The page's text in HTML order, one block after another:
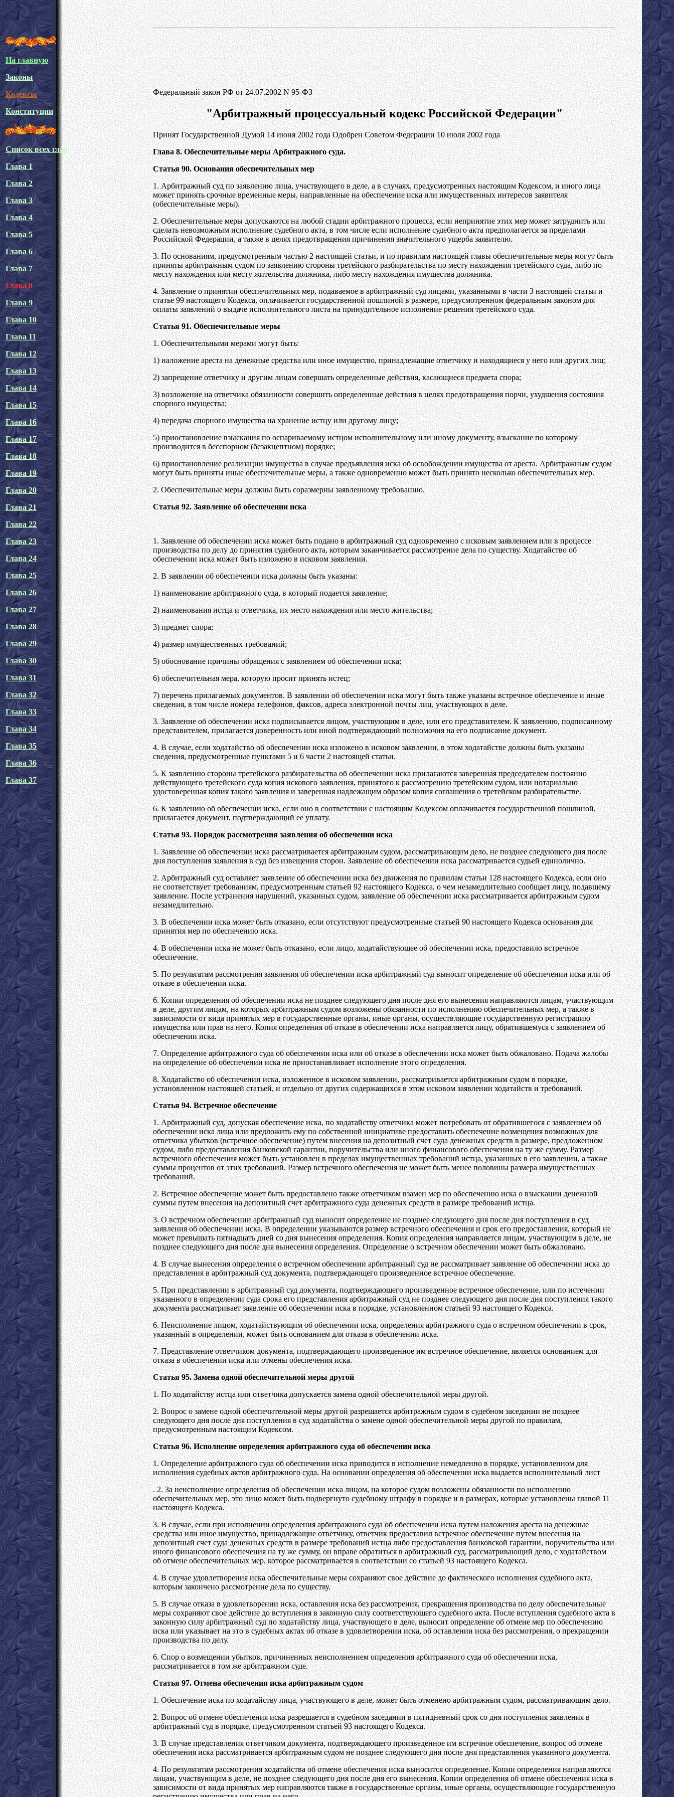
На главную
Законы
Кодексы
Конституции
Список всех глав
Глава 1
Глава 2
Глава 3
Глава 4
Глава 5
Глава 6
Глава 7
Глава 8
Глава 9
Глава 10
Глава 11
Глава 12
Глава 13
Глава 14
Глава 15
Глава 16
Глава 17
Глава 18
Глава 19
Глава 20
Глава 21
Глава 22
Глава 23
Глава 24
Глава 25
Глава 26
Глава 27
Глава 28
Глава 29
Глава 30
Глава 31
Глава 32
Глава 33
Глава 34
Глава 35
Глава 36
Глава 37
Федеральный закон РФ от 24.07.2002 N 95-ФЗ
"Арбитражный процессуальный кодекс Российской Федерации"
Принят Государственной Думой 14 июня 2002 года Одобрен Советом Федерации 10 июля 2002 года
Глава 8. Обеспечительные меры Арбитражного суда.
Статья 90. Основания обеспечительных мер
1. Арбитражный суд по заявлению лица, участвующего в деле, а в случаях, предусмотренных настоящим Кодексом, и иного лица
может принять срочные временные меры, направленные на обеспечение иска или имущественных интересов заявителя
(обеспечительные меры).
2. Обеспечительные меры допускаются на любой стадии арбитражного процесса, если непринятие этих мер может затруднить или
сделать невозможным исполнение судебного акта, в том числе если исполнение судебного акта предполагается за пределами
Российской Федерации, а также в целях предотвращения причинения значительного ущерба заявителю.
3. По основаниям, предусмотренным частью 2 настоящей статьи, и по правилам настоящей главы обеспечительные меры могут быть
приняты арбитражным судом по заявлению стороны третейского разбирательства по месту нахождения третейского суда, либо по
месту нахождения или месту жительства должника, либо месту нахождения имущества должника.
4. Заявление о принятии обеспечительных мер, подаваемое в арбитражный суд лицами, указанными в части 3 настоящей статьи и
статье 99 настоящего Кодекса, оплачивается государственной пошлиной в размере, предусмотренном федеральным законом для
оплаты заявлений о выдаче исполнительного листа на принудительное исполнение решения третейского суда.
Статья 91. Обеспечительные меры
1. Обеспечительными мерами могут быть:
1) наложение ареста на денежные средства или иное имущество, принадлежащие ответчику и находящиеся у него или других лиц;
2) запрещение ответчику и другим лицам совершать определенные действия, касающиеся предмета спора;
3) возложение на ответчика обязанности совершить определенные действия в целях предотвращения порчи, ухудшения состояния
спорного имущества;
4) передача спорного имущества на хранение истцу или другому лицу;
5) приостановление взыскания по оспариваемому истцом исполнительному или иному документу, взыскание по которому
производится в бесспорном (безакцептном) порядке;
6) приостановление реализации имущества в случае предъявления иска об освобождении имущества от ареста. Арбитражным судом
могут быть приняты иные обеспечительные меры, а также одновременно может быть принято несколько обеспечительных мер.
2. Обеспечительные меры должны быть соразмерны заявленному требованию.
Статья 92. Заявление об обеспечении иска
1. Заявление об обеспечении иска может быть подано в арбитражный суд одновременно с исковым заявлением или в процессе
производства по делу до принятия судебного акта, которым заканчивается рассмотрение дела по существу. Ходатайство об
обеспечении иска может быть изложено в исковом заявлении.
2. В заявлении об обеспечении иска должны быть указаны:
1) наименование арбитражного суда, в который подается заявление;
2) наименования истца и ответчика, их место нахождения или место жительства;
3) предмет спора;
4) размер имущественных требований;
5) обоснование причины обращения с заявлением об обеспечении иска;
6) обеспечительная мера, которую просит принять истец;
7) перечень прилагаемых документов. В заявлении об обеспечении иска могут быть также указаны встречное обеспечение и иные
сведения, в том числе номера телефонов, факсов, адреса электронной почты лиц, участвующих в деле.
3. Заявление об обеспечении иска подписывается лицом, участвующим в деле, или его представителем. К заявлению, подписанному
представителем, прилагается доверенность или иной подтверждающий полномочия на его подписание документ.
4. В случае, если ходатайство об обеспечении иска изложено в исковом заявлении, в этом ходатайстве должны быть указаны
сведения, предусмотренные пунктами 5 и 6 части 2 настоящей статьи.
5. К заявлению стороны третейского разбирательства об обеспечении иска прилагаются заверенная председателем постоянно
действующего третейского суда копия искового заявления, принятого к рассмотрению третейским судом, или нотариально
удостоверенная копия такого заявления и заверенная надлежащим образом копия соглашения о третейском разбирательстве.
6. К заявлению об обеспечении иска, если оно в соответствии с настоящим Кодексом оплачивается государственной пошлиной,
прилагается документ, подтверждающий ее уплату.
Статья 93. Порядок рассмотрения заявления об обеспечении иска
1. Заявление об обеспечении иска рассматривается арбитражным судом, рассматривающим дело, не позднее следующего дня после
дня поступления заявления в суд без извещения сторон. Заявление об обеспечении иска рассматривается судьей единолично.
2. Арбитражный суд оставляет заявление об обеспечении иска без движения по правилам статьи 128 настоящего Кодекса, если оно
не соответствует требованиям, предусмотренным статьей 92 настоящего Кодекса, о чем незамедлительно сообщает лицу, подавшему
заявление. После устранения нарушений, указанных судом, заявление об обеспечении иска рассматривается арбитражным судом
незамедлительно.
3. В обеспечении иска может быть отказано, если отсутствуют предусмотренные статьей 90 настоящего Кодекса основания для
принятия мер по обеспечению иска.
4. В обеспечении иска не может быть отказано, если лицо, ходатайствующее об обеспечении иска, предоставило встречное
обеспечение.
5. По результатам рассмотрения заявления об обеспечении иска арбитражный суд выносит определение об обеспечении иска или об
отказе в обеспечении иска.
6. Копии определения об обеспечении иска не позднее следующего дня после дня его вынесения направляются лицам, участвующим
в деле, другим лицам, на которых арбитражным судом возложены обязанности по исполнению обеспечительных мер, а также в
зависимости от вида принятых мер в государственные органы, иные органы, осуществляющие государственную регистрацию
имущества или прав на него. Копия определения об отказе в обеспечении иска направляется лицу, обратившемуся с заявлением об
обеспечении иска.
7. Определение арбитражного суда об обеспечении иска или об отказе в обеспечении иска может быть обжаловано. Подача жалобы
на определение об обеспечении иска не приостанавливает исполнение этого определения.
8. Ходатайство об обеспечении иска, изложенное в исковом заявлении, рассматривается арбитражным судом в порядке,
установленном настоящей статьей, и отдельно от других содержащихся в этом исковом заявлении ходатайств и требований.
Статья 94. Встречное обеспечение
1. Арбитражный суд, допуская обеспечение иска, по ходатайству ответчика может потребовать от обратившегося с заявлением об
обеспечении иска лица или предложить ему по собственной инициативе предоставить обеспечение возмещения возможных для
ответчика убытков (встречное обеспечение) путем внесения на депозитный счет суда денежных средств в размере, предложенном
судом, либо предоставления банковской гарантии, поручительства или иного финансового обеспечения на ту же сумму. Размер
встречного обеспечения может быть установлен в пределах имущественных требований истца, указанных в его заявлении, а также
суммы процентов от этих требований. Размер встречного обеспечения не может быть менее половины размера имущественных
требований.
2. Встречное обеспечение может быть предоставлено также ответчиком взамен мер по обеспечению иска о взыскании денежной
суммы путем внесения на депозитный счет арбитражного суда денежных средств в размере требований истца.
3. О встречном обеспечении арбитражный суд выносит определение не позднее следующего дня после дня поступления в суд
заявления об обеспечении иска. В определении указываются размер встречного обеспечения и срок его предоставления, который не
может превышать пятнадцать дней со дня вынесения определения. Копия определения направляется лицам, участвующим в деле, не
позднее следующего дня после дня вынесения определения. Определение о встречном обеспечении может быть обжаловано.
4. В случае вынесения определения о встречном обеспечении арбитражный суд не рассматривает заявление об обеспечении иска до
представления в арбитражный суд документа, подтверждающего произведенное встречное обеспечение.
5. При представлении в арбитражный суд документа, подтверждающего произведенное встречное обеспечение, или по истечении
указанного в определении суда срока его представления арбитражный суд не позднее следующего дня после дня поступления такого
документа рассматривает заявление об обеспечении иска в порядке, установленном статьей 93 настоящего Кодекса.
6. Неисполнение лицом, ходатайствующим об обеспечении иска, определения арбитражного суда о встречном обеспечении в срок,
указанный в определении, может быть основанием для отказа в обеспечении иска.
7. Представление ответчиком документа, подтверждающего произведенное им встречное обеспечение, является основанием для
отказа в обеспечении иска или отмены обеспечения иска.
Статья 95. Замена одной обеспечительной меры другой
1. По ходатайству истца или ответчика допускается замена одной обеспечительной меры другой.
2. Вопрос о замене одной обеспечительной меры другой разрешается арбитражным судом в судебном заседании не позднее
следующего дня после дня поступления в суд ходатайства о замене одной обеспечительной меры другой по правилам,
предусмотренным настоящим Кодексом.
Статья 96. Исполнение определения арбитражного суда об обеспечении иска
1. Определение арбитражного суда об обеспечении иска приводится в исполнение немедленно в порядке, установленном для
исполнения судебных актов арбитражного суда. На основании определения об обеспечении иска выдается исполнительный лист
. 2. За неисполнение определения об обеспечении иска лицом, на которое судом возложены обязанности по исполнению
обеспечительных мер, это лицо может быть подвергнуто судебному штрафу в порядке и в размерах, которые установлены главой 11
настоящего Кодекса.
3. В случае, если при исполнении определения арбитражного суда об обеспечении иска путем наложения ареста на денежные
средства или иное имущество, принадлежащие ответчику, ответчик предоставил встречное обеспечение путем внесения на
депозитный счет суда денежных средств в размере требований истца либо предоставления банковской гарантии, поручительства или
иного финансового обеспечения на ту же сумму, он вправе обратиться в арбитражный суд, рассматривающий дело, с ходатайством
об отмене обеспечительных мер, которое рассматривается в соответствии со статьей 93 настоящего Кодекса.
4. В случае удовлетворения иска обеспечительные меры сохраняют свое действие до фактического исполнения судебного акта,
которым закончено рассмотрение дела по существу.
5. В случае отказа в удовлетворении иска, оставления иска без рассмотрения, прекращения производства по делу обеспечительные
меры сохраняют свое действие до вступления в законную силу соответствующего судебного акта. После вступления судебного акта в
законную силу арбитражный суд по ходатайству лица, участвующего в деле, выносит определение об отмене мер по обеспечению
иска или указывает на это в судебных актах об отказе в удовлетворении иска, об оставлении иска без рассмотрения, о прекращении
производства по делу.
6. Спор о возмещении убытков, причиненных неисполнением определения арбитражного суда об обеспечении иска,
рассматривается в том же арбитражном суде.
Статья 97. Отмена обеспечения иска арбитражным судом
1. Обеспечение иска по ходатайству лица, участвующего в деле, может быть отменено арбитражным судом, рассматривающим дело.
2. Вопрос об отмене обеспечения иска разрешается в судебном заседании в пятидневный срок со дня поступления заявления в
арбитражный суд в порядке, предусмотренном статьей 93 настоящего Кодекса.
3. В случае представления ответчиком документа, подтверждающего произведенное им встречное обеспечение, вопрос об отмене
обеспечения иска рассматривается арбитражным судом не позднее следующего дня после дня представления указанного документа.
4. По результатам рассмотрения ходатайства об отмене обеспечения иска выносится определение. Копии определения направляются
лицам, участвующим в деле, не позднее следующего дня после дня его вынесения. Копии определения об отмене обеспечения иска в
зависимости от вида принятых мер направляются также в государственные органы, иные органы, осуществляющие государственную